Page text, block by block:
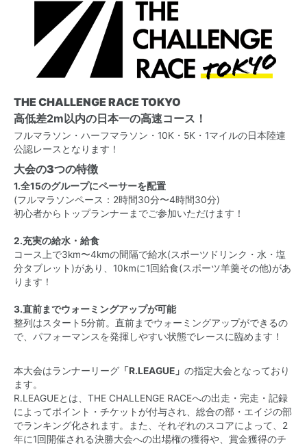
THE CHALLENGE RACE TOKYO
高低差2m以内の日本一の高速コース！
フルマラソン・ハーフマラソン・10K・5K・1マイルの日本陸連
公認レースとなります！
大会の3つの特徴
1.全15のグループにペーサーを配置
(フルマラソンペース：2時間30分〜4時間30分)
初心者からトップランナーまでご参加いただけます！
2.充実の給水・給食
コース上で3km〜4kmの間隔で給水(スポーツドリンク・水・塩
分タブレット)があり、10kmに1回給食(スポーツ羊羹その他)があ
ります！
3.直前までウォーミングアップが可能
整列はスタート5分前。直前までウォーミングアップができるの
で、パフォーマンスを発揮しやすい状態でレースに臨めます！
本大会はランナーリーグ 「R.LEAGUE」 の指定大会となっており
ます。
R.LEAGUEとは、THE CHALLENGE RACEへの出走・完走・記録
によってポイント・チケットが付与され、総合の部・エイジの部
でランキング化されます。また、それぞれのスコアによって、2
年に1回開催される決勝大会への出場権の獲得や、賞金獲得のチ